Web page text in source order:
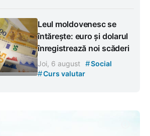
Leul moldovenesc se
întărește: euro și dolarul
înregistrează noi scăderi
Joi, 6 august #Social
#Curs valutar